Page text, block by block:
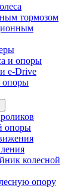
тормозом
и опоры
e-Drive
опоры
опоры
колесной
опору